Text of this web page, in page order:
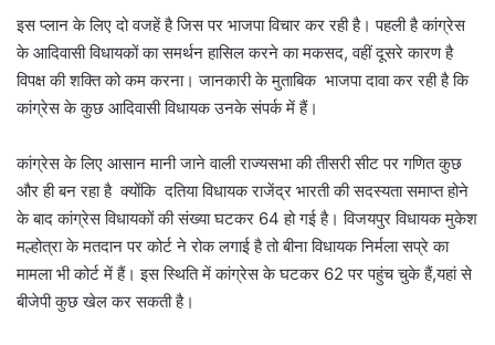
इस प्लान के लिए दो वजहें है जिस पर भाजपा विचार कर रही है। पहली है कांग्रेस
के आदिवासी विधायकों का समर्थन हासिल करने का मकसद, वहीं दूसरे कारण है
विपक्ष की शक्ति को कम करना। जानकारी के मुताबिक भाजपा दावा कर रही है कि
कांग्रेस के कुछ आदिवासी विधायक उनके संपर्क में हैं।
कांग्रेस के लिए आसान मानी जाने वाली राज्यसभा की तीसरी सीट पर गणित कुछ
और ही बन रहा है क्योंकि दतिया विधायक राजेंद्र भारती की सदस्यता समाप्त होने
के बाद कांग्रेस विधायकों की संख्या घटकर 64 हो गई है। विजयपुर विधायक मुकेश
मल्होत्रा के मतदान पर कोर्ट ने रोक लगाई है तो बीना विधायक निर्मला सप्रे का
मामला भी कोर्ट में हैं। इस स्थिति में कांग्रेस के घटकर 62 पर पहुंच चुके हैं,यहां से
बीजेपी कुछ खेल कर सकती है।